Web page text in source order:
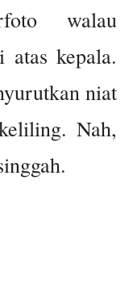
walau
atas kepala.
niat
Nah,